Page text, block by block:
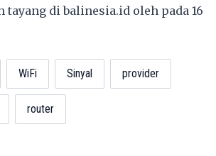
tayang dibalinesia.id oleh pada 16
WiFi Sinyal provider
router